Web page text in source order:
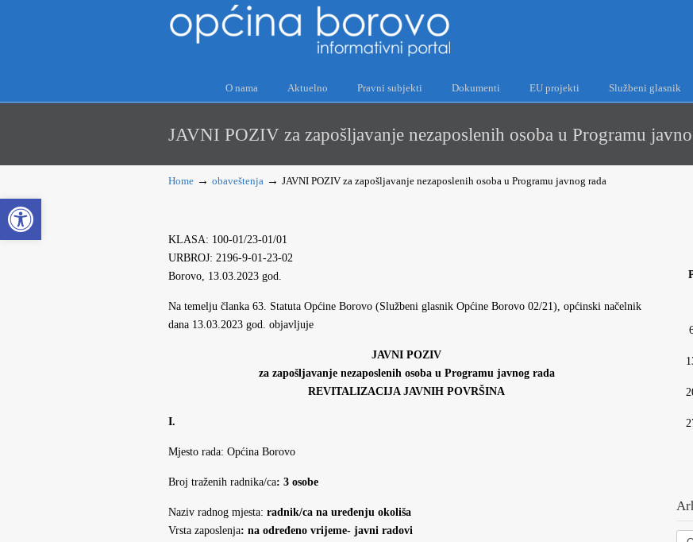
Open toolbar
O nama Aktuelno Pravni subjekti Dokumenti EU projekti Službeni glasnik
JAVNI POZIV za zapošljavanje nezaposlenih osoba u Programu
Home → obaveštenja → JAVNI POZIV za zapošljavanje nezaposlenih osoba u Programu javnog rada
KLASA: 100-01/23-01/01
URBROJ: 2196-9-01-23-02
Borovo, 13.03.2023 god.
Na temelju članka 63. Statuta Općine Borovo (Službeni glasnik Općine Borovo 02/21), općinski načelnik
dana 13.03.2023 god. objavljuje
JAVNI POZIV
za zapošljavanje nezaposlenih osoba u Programu javnog rada
REVITALIZACIJA JAVNIH POVRŠINA
I.
Mjesto rada: Općina Borovo
Broj traženih radnika/ca: 3 osobe
Naziv radnog mjesta: radnik/ca na uređenju okoliša
Vrsta zaposlenja: na određeno vrijeme- javni radovi